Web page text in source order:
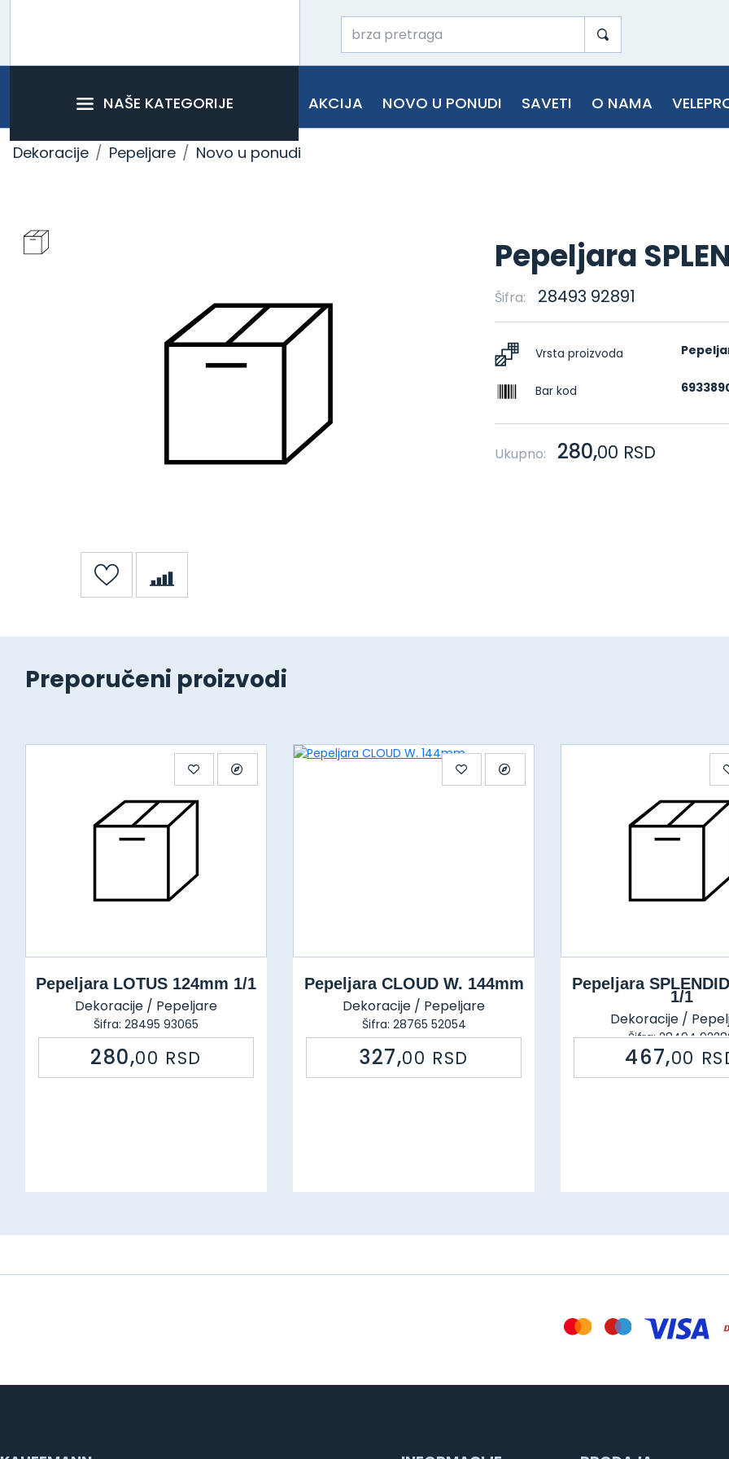
NAŠE KATEGORIJE AKCIJA NOVO U PONUDI SAVETI O NAMA
Dekoracije Pepeljare Novo u ponudi
Pepeljara
Šifra: 28493 92891
Vrsta proizvoda
Bar kod
Ukupno: 280,00 RSD
Preporučeni proizvodi
Pepeljara LOTUS 124mm 1/1
Dekoracije / Pepeljare
Šifra: 28495 93065
280,00 RSD
Pepeljara CLOUD W. 144mm
Dekoracije / Pepeljare
Šifra: 28765 52054
327,00 RSD
Pepeljara
1/1
Dekoracije /
Šifra: 28494
467,00